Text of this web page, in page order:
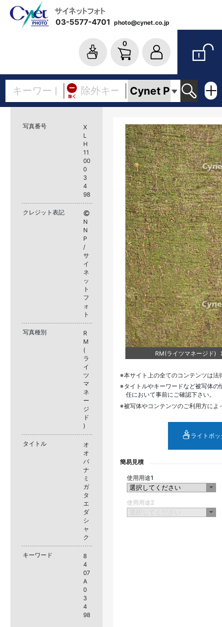
03-5577-4701 photo@cynet.co.jp
0
写真番号
X
L
H
11
00
0
3
4
98
クレジット表記
N
N
P
/
サ
イ
ネ
ッ
ト
フ
ォ
ト
写真種別
R
M
(
ラ
イ
ツ
マ
ネ
ー
ジ
ド
)
タイトル
オ
オ
バ
ナ
ミ
ガ
タ
エ
ダ
シ
ャ
ク
キーワード
8
4
07
A
0
3
4
98
RM(ライツマネージド)
本サイト上の全てのコンテンツは
タイトルやキーワードなど被写体
任において事前にご確認下さい。
被写体やコンテンツのご利用方に
ライトボ
簡易見積
使用用途1
使用用途2